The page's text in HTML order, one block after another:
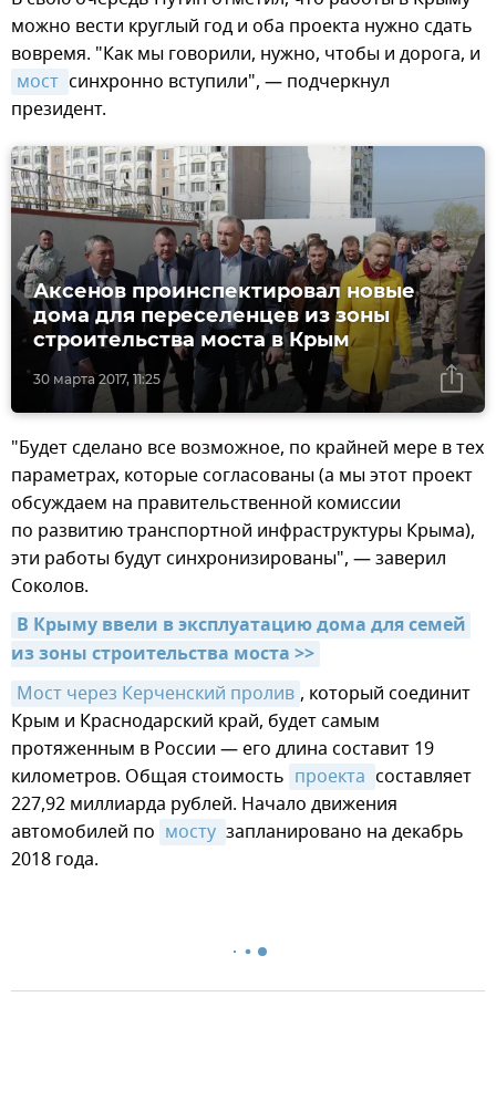
можно вести круглый год и оба проекта нужно сдать
вовремя. "Как мы говорили, нужно, чтобы и дорога, и
мост синхронно вступили", — подчеркнул
президент.
30 марта 2017, 11:25
Аксенов проинспектировал новые
дома для переселенцев из зоны
строительства моста в Крым
"Будет сделано все возможное, по крайней мере в тех
параметрах, которые согласованы (а мы этот проект
обсуждаем на правительственной комиссии
по развитию транспортной инфраструктуры Крыма),
эти работы будут синхронизированы", — заверил
Соколов.
В Крыму ввели в эксплуатацию дома для семей
из зоны строительства моста >>
Мост через Керченский пролив , который соединит
Крым и Краснодарский край, будет самым
протяженным в России — его длина составит 19
километров. Общая стоимость проекта составляет
227,92 миллиарда рублей. Начало движения
автомобилей по мосту запланировано на декабрь
2018 года.